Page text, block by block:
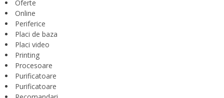
Oferte
Online
Periferice
Placi de baza
Placi video
Printing
Procesoare
Purificatoare
Purificatoare